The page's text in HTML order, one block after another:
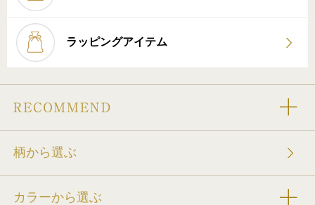
ラッピングアイテム
柄から選ぶ
カラーから選ぶ